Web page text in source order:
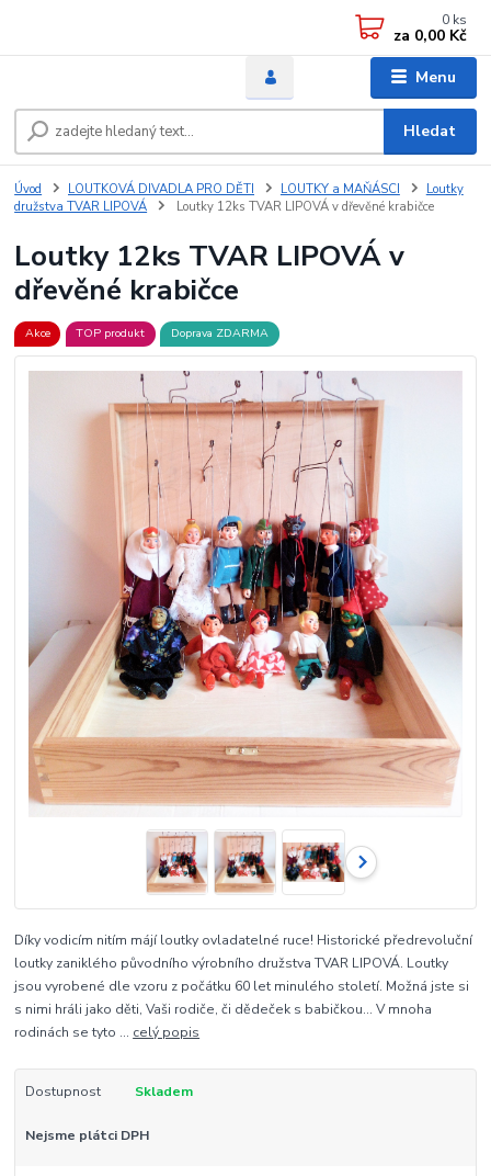
Menu
Hledat
0 ks
za 0,00 Kč
Úvod LOUTKOVÁ DIVADLA PRO DĚTI LOUTKY a MAŇÁSCI
Loutky
družstva TVAR LIPOVÁ
Loutky 12ks TVAR LIPOVÁ v dřevěné krabičce
Loutky 12ks TVAR LIPOVÁ v
dřevěné krabičce
Akce TOP produkt Doprava ZDARMA
Díky vodicím nitím májí loutky ovladatelné ruce! Historické předrevoluční
loutky zaniklého původního výrobního družstva TVAR LIPOVÁ. Loutky
jsou vyrobené dle vzoru z počátku 60 let minulého století. Možná jste si
s nimi hráli jako děti, Vaši rodiče, či dědeček s babičkou... V mnoha
rodinách se tyto ... celý popis
Dostupnost Skladem
Nejsme plátci DPH